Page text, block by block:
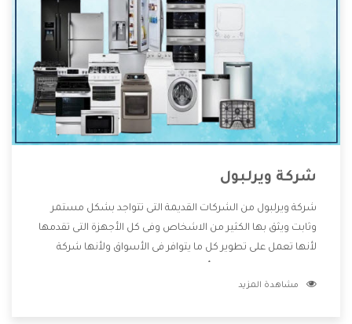
شركة ويرلبول
شركة ويرلبول من الشركات القديمة التى تتواجد بشكل مستمر
وثابت ويثق بها الكثير من الاشخاص وفى كل الأجهزة التى تقدمها
لأنها تعمل على تطوير كل ما يتوافر فى الأسواق ولأنها شركة
وتقدم للعملاء أقوى العروض والخصومات التى تسهل على
مشاهدة المزيد